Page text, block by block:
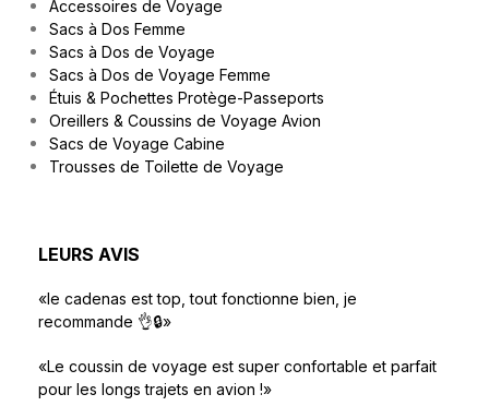
Accessoires de Voyage
Sacs à Dos Femme
Sacs à Dos de Voyage
Sacs à Dos de Voyage Femme
Étuis & Pochettes Protège-Passeports
Oreillers & Coussins de Voyage Avion
Sacs de Voyage Cabine
Trousses de Toilette de Voyage
LEURS AVIS
«le cadenas est top, tout fonctionne bien, je
recommande 👌🔒»
«Le coussin de voyage est super confortable et parfait
pour les longs trajets en avion !»